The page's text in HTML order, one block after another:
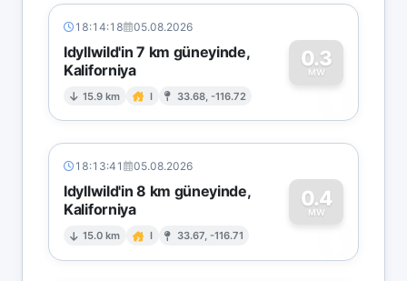
18:14:18 05.08.2026
Idyllwild'in 7 km güneyinde,
Kaliforniya
15.9 km I 33.68, -116.72
0.3
MW
0
18:13:41 05.08.2026
Idyllwild'in 8 km güneyinde,
Kaliforniya
15.0 km I 33.67, -116.71
0.4
MW
0